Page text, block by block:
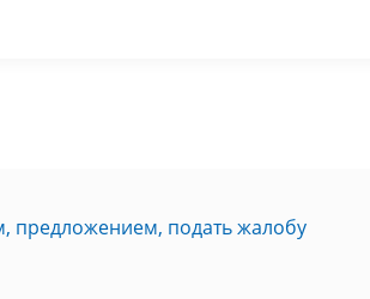
предложением, подать жалобу